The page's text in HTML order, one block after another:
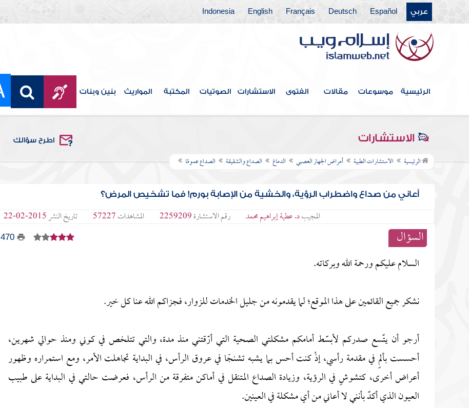
عربي Español
Deutsch
Français
English
Indonesia
الرئيسية موسوعات مقالات الفتوى الاستشارات الصوتيات المكتبة المواريث بنين وبنات
الاستشارات اطرح سؤالك
الرئيسية الاستشارات الطبية أمراض الجهاز العصبي الدماغ الصداع والشقيقة الصداع عمومًا
أعاني من صداع واضطراب الرؤية، والخشية من الإصابة بورم! فما تشخيص المرض؟
المجيبد. عطية إبراهيم محمد رقم الاستشارة2259209 المشاهدات57227 تاريخ النشر2015-02-22
السؤال 470
السلام عليكم ورحمة الله وبركاته.
نشكر جميع القائمين على هذا الموقع؛ لما يقدمونه من جليل الخدمات للزوار، فجزاكم الله عنا كل خير.
أرجو أن يتّسع صدركم لأبسّط أمامكم مشكلتي الصحية التي أرّقتني منذ مدة، والتي تتلخص في كوني ومنذ حوالي شهرين،
أحسست بألمٍ في مقدمة رأسي، إذْ كنت أحس بما يشبه تشنجًا في عروق الرأس، في البداية تجاهلت الأمر، ومع استمراره وظهور
أعراض أخرى، كتشوشٍ في الرؤية، وزيادة الصداع المتنقل في أماكن متفرقة من الرأس، فعرضت حالتي في البداية على طبيب
العيون الذي أكدّ بأنني لا أعاني من أي مشكلة في العينين.